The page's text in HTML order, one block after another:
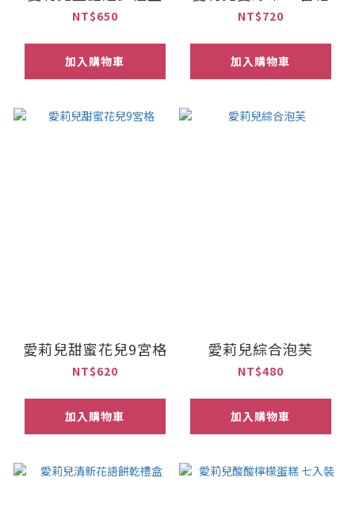
NT$650
加入購物車
NT$720
加入購物車
愛莉兒甜蜜花兒9宮格
NT$620
加入購物車
愛莉兒綜合泡芙
NT$480
加入購物車